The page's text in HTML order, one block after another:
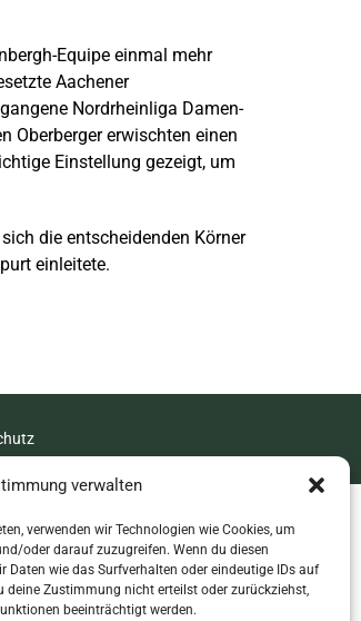
verwalten
verwenden wir Technologien wie Cookies, um
oder darauf zuzugreifen. Wenn du diesen
Daten wie das Surfverhalten oder eindeutige IDs auf
deine Zustimmung nicht erteilst oder zurückziehst,
beeinträchtigt werden.
Equipe einmal mehr
Aachener
Nordrheinliga Damen-
Oberberger erwischten einen
Einstellung gezeigt, um
die entscheidenden Körner
einleitete.